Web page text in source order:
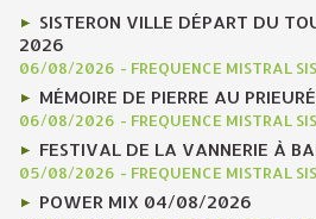
SISTERON VILLE DÉPART DU
2026
06/08/2026 - FREQUENCE MISTRAL
MÉMOIRE DE PIERRE AU
06/08/2026 - FREQUENCE MISTRAL
FESTIVAL DE LA VANNERIE À
05/08/2026 - FREQUENCE MISTRAL
POWER MIX 04/08/2026